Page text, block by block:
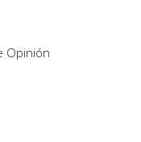
Opinión